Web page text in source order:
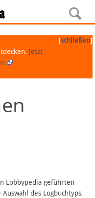
[schließen]
Jetzt
Lobbypedia geführten
des Logbuchtyps,